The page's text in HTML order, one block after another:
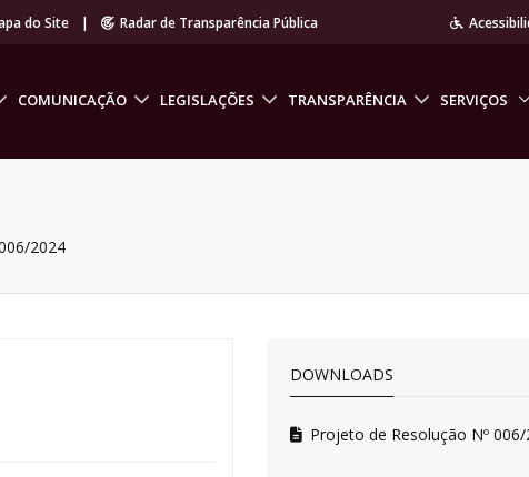
do Site | Radar de Transparência Pública
COMUNICAÇÃO LEGISLAÇÕES TRANSPARÊNCIA SERVIÇOS
2024
DOWNLOADS
Projeto de Resolução Nº